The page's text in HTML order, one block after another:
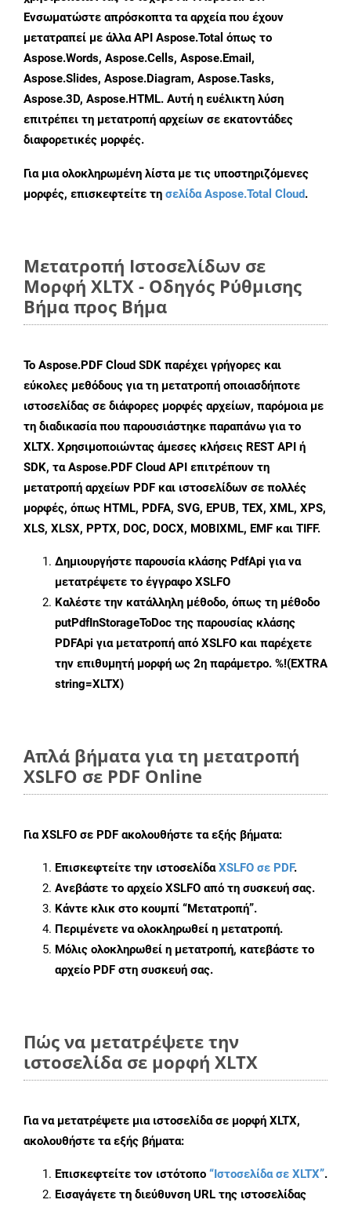
Ενσωματώστε απρόσκοπτα τα αρχεία που έχουν
μετατραπεί με άλλα API Aspose.Total όπως το
Aspose.Words, Aspose.Cells, Aspose.Email,
Aspose.Slides, Aspose.Diagram, Aspose.Tasks,
Aspose.3D, Aspose.HTML. Αυτή η ευέλικτη λύση
επιτρέπει τη μετατροπή αρχείων σε εκατοντάδες
διαφορετικές μορφές.
Για μια ολοκληρωμένη λίστα με τις υποστηριζόμενες
μορφές, επισκεφτείτε τη σελίδα Aspose.Total Cloud.
Μετατροπή Ιστοσελίδων σε
Μορφή XLTX - Οδηγός Ρύθμισης
Βήμα προς Βήμα
Το Aspose.PDF Cloud SDK παρέχει γρήγορες και
εύκολες μεθόδους για τη μετατροπή οποιασδήποτε
ιστοσελίδας σε διάφορες μορφές αρχείων, παρόμοια με
τη διαδικασία που παρουσιάστηκε παραπάνω για το
XLTX. Χρησιμοποιώντας άμεσες κλήσεις REST API ή
SDK, τα Aspose.PDF Cloud API επιτρέπουν τη
μετατροπή αρχείων PDF και ιστοσελίδων σε πολλές
μορφές, όπως HTML, PDFA, SVG, EPUB, TEX, XML, XPS,
XLS, XLSX, PPTX, DOC, DOCX, MOBIXML, EMF και TIFF.
Δημιουργήστε παρουσία κλάσης PdfApi για να
μετατρέψετε το έγγραφο XSLFO
Καλέστε την κατάλληλη μέθοδο, όπως τη μέθοδο
putPdfInStorageToDoc της παρουσίας κλάσης
PDFApi για μετατροπή από XSLFO και παρέχετε
την επιθυμητή μορφή ως 2η παράμετρο. %!(EXTRA
string=XLTX)
Απλά βήματα για τη μετατροπή
XSLFO σε PDF Online
ΓιαXSLFO σε PDF ακολουθήστε τα εξής βήματα:
Επισκεφτείτε την ιστοσελίδαXSLFO σε PDF.
Ανεβάστε το αρχείο XSLFO από τη συσκευή σας.
Κάντε κλικ στο κουμπί “Μετατροπή”.
Περιμένετε να ολοκληρωθεί η μετατροπή.
Μόλις ολοκληρωθεί η μετατροπή, κατεβάστε το
αρχείο PDF στη συσκευή σας.
Πώς να μετατρέψετε την
ιστοσελίδα σε μορφή XLTX
Για να μετατρέψετε μια ιστοσελίδα σε μορφή XLTX,
ακολουθήστε τα εξής βήματα:
Επισκεφτείτε τον ιστότοπο “Ιστοσελίδα σε XLTX”.
Εισαγάγετε τη διεύθυνση URL της ιστοσελίδας